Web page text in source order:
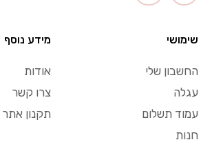
שימושי
החשבון שלי
עגלה
עמוד תשלום
חנות
מידע נוסף
אודות
צרו קשר
תקנון אתר